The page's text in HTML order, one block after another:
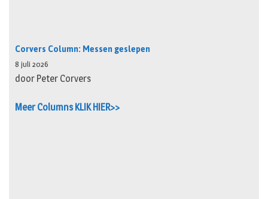
Corvers Column: Messen geslepen
8 juli 2026
door Peter Corvers
Meer Columns KLIK HIER>>